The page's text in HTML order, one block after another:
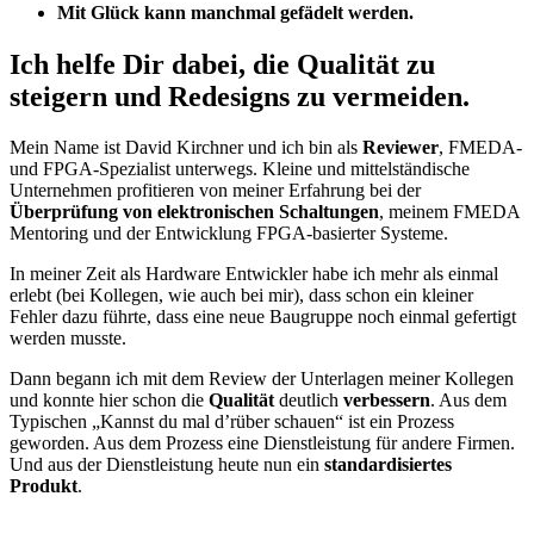
Mit Glück kann manchmal gefädelt werden.
Ich helfe Dir dabei, die Qualität zu
steigern und Redesigns zu vermeiden.
Mein Name ist David Kirchner und ich bin als Reviewer, FMEDA-
und FPGA-Spezialist unterwegs. Kleine und mittelständische
Unternehmen profitieren von meiner Erfahrung bei der
Überprüfung von elektronischen Schaltungen, meinem FMEDA
Mentoring und der Entwicklung FPGA-basierter Systeme.
In meiner Zeit als Hardware Entwickler habe ich mehr als einmal
erlebt (bei Kollegen, wie auch bei mir), dass schon ein kleiner
Fehler dazu führte, dass eine neue Baugruppe noch einmal gefertigt
werden musste.
Dann begann ich mit dem Review der Unterlagen meiner Kollegen
und konnte hier schon die Qualität deutlich verbessern. Aus dem
Typischen „Kannst du mal d’rüber schauen“ ist ein Prozess
geworden. Aus dem Prozess eine Dienstleistung für andere Firmen.
Und aus der Dienstleistung heute nun ein standardisiertes
Produkt.